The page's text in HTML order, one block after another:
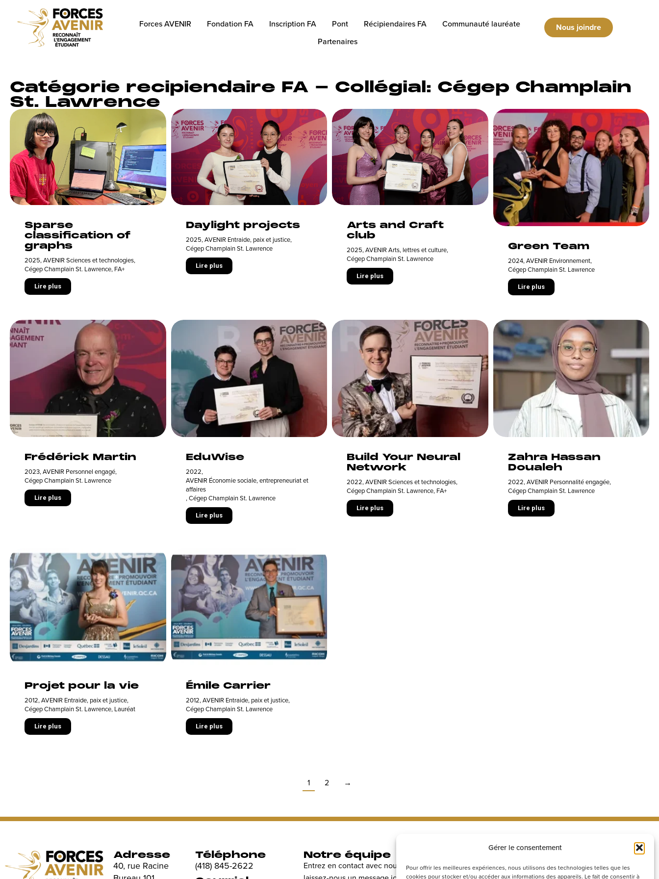
Gérer le consentement
Pour offrir les meilleures expériences, nous utilisons des technologies telles que les
cookies pour stocker et/ou accéder aux informations des appareils. Le fait de consentir à
Forces AVENIR Fondation FA Inscription FA Pont Récipiendaires FA
Communauté lauréate
Partenaires
Nous joindre
Catégorie recipiendaire FA - Collégial: Cégep Champlain
St. Lawrence
Sparse
classification of
graphs
2025,AVENIR Sciences et technologies,
Cégep Champlain St. Lawrence, FA+
Lire plus
Daylight projects
2025,AVENIR Entraide, paix et justice,
Cégep Champlain St. Lawrence
Lire plus
Arts and Craft
club
2025,AVENIR Arts, lettres et culture,
Cégep Champlain St. Lawrence
Lire plus
Green Team
2024,AVENIR Environnement,
Cégep Champlain St. Lawrence
Lire plus
Frédérick Martin
2023,AVENIR Personnel engagé,
Cégep Champlain St. Lawrence
Lire plus
EduWise
2022,
AVENIR Économie sociale, entrepreneuriat et
affaires
,Cégep Champlain St. Lawrence
Lire plus
Build Your Neural
Network
2022,AVENIR Sciences et technologies,
Cégep Champlain St. Lawrence, FA+
Lire plus
Zahra Hassan
Doualeh
2022,AVENIR Personnalité engagée,
Cégep Champlain St. Lawrence
Lire plus
Projet pour la vie
2012,AVENIR Entraide, paix et justice,
Cégep Champlain St. Lawrence, Lauréat
Lire plus
Émile Carrier
2012,AVENIR Entraide, paix et justice,
Cégep Champlain St. Lawrence
Lire plus
1 2 →
Adresse
40, rue Racine
Téléphone
(418) 845-2622
Notre équipe
Entrez en contact avec nous et
Découvrez nos offres d’emploi ou
sociaux